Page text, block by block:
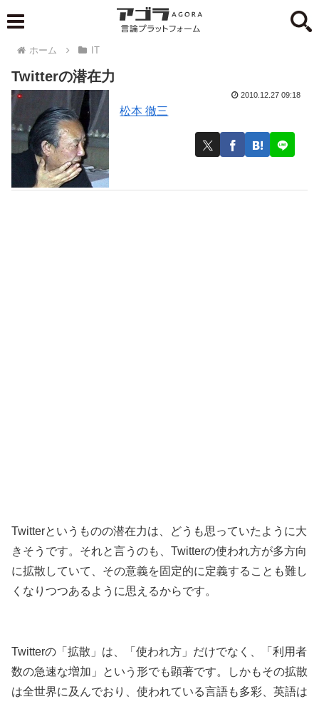
ホーム IT
Twitterの潜在力
松本 徹三
2010.12.27 09:18
Twitterというものの潜在力は、どうも思っていたように大
きそうです。それと言うのも、Twitterの使われ方が多方向
に拡散していて、その意義を固定的に定義することも難し
くなりつつあるように思えるからです。
Twitterの「拡散」は、「使われ方」だけでなく、「利用者
数の急速な増加」という形でも顕著です。しかもその拡散
は全世界に及んでおり、使われている言語も多彩、英語は